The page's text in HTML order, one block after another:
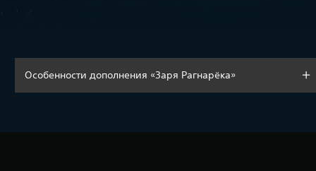
Особенности дополнения «Заря Рагнарёка»